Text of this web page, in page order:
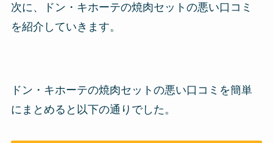
次に、ドン・キホーテの焼肉セットの悪い口コミ
を紹介していきます。
ドン・キホーテの焼肉セットの悪い口コミを簡単
にまとめると以下の通りでした。